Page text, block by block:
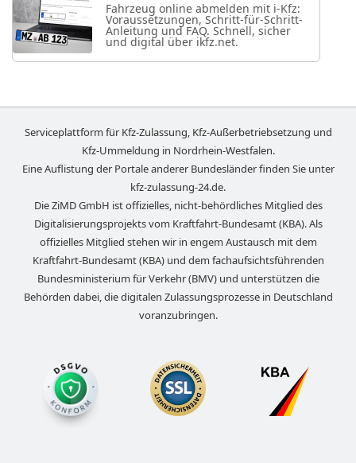
Fahrzeug online abmelden mit i-Kfz:
Voraussetzungen, Schritt-für-Schritt-
Anleitung und FAQ. Schnell, sicher
und digital über ikfz.net.
Serviceplattform für Kfz-Zulassung, Kfz-Außerbetriebsetzung und
Kfz-Ummeldung in Nordrhein-Westfalen.
Eine Auflistung der Portale anderer Bundesländer finden Sie unter
kfz-zulassung-24.de.
Die ZiMD GmbH ist offizielles, nicht-behördliches Mitglied des
Digitalisierungsprojekts vom Kraftfahrt-Bundesamt (KBA). Als
offizielles Mitglied stehen wir in engem Austausch mit dem
Kraftfahrt-Bundesamt (KBA) und dem fachaufsichtsführenden
Bundesministerium für Verkehr (BMV) und unterstützen die
Behörden dabei, die digitalen Zulassungsprozesse in Deutschland
voranzubringen.